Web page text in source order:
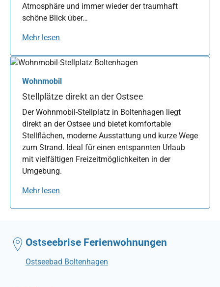
Atmosphäre und immer wieder der traumhaft
schöne Blick über…
Mehr lesen
Wohnmobil
Stellplätze direkt an der Ostsee
Der Wohnmobil-Stellplatz in Boltenhagen liegt
direkt an der Ostsee und bietet komfortable
Stellflächen, moderne Ausstattung und kurze Wege
zum Strand. Ideal für einen entspannten Urlaub
mit vielfältigen Freizeitmöglichkeiten in der
Umgebung.
Mehr lesen
Ostseebrise Ferienwohnungen
Ostseebad Boltenhagen